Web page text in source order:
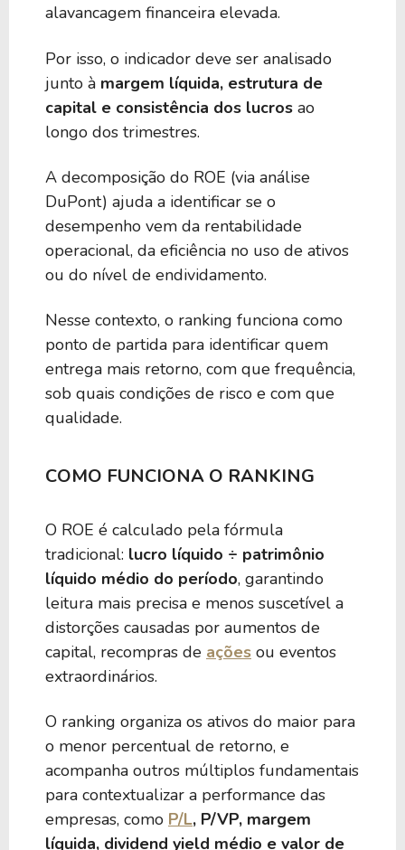
alavancagem financeira elevada.
Por isso, o indicador deve ser analisado
junto à margem líquida, estrutura de
capital e consistência dos lucros ao
longo dos trimestres.
A decomposição do ROE (via análise
DuPont) ajuda a identificar se o
desempenho vem da rentabilidade
operacional, da eficiência no uso de ativos
ou do nível de endividamento.
Nesse contexto, o ranking funciona como
ponto de partida para identificar quem
entrega mais retorno, com que frequência,
sob quais condições de risco e com que
qualidade.
COMO FUNCIONA O RANKING
O ROE é calculado pela fórmula
tradicional: lucro líquido ÷ patrimônio
líquido médio do período, garantindo
leitura mais precisa e menos suscetível a
distorções causadas por aumentos de
capital, recompras de ações ou eventos
extraordinários.
O ranking organiza os ativos do maior para
o menor percentual de retorno, e
acompanha outros múltiplos fundamentais
para contextualizar a performance das
empresas, como P/L, P/VP, margem
líquida, dividend yield médio e valor de